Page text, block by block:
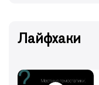
Лайфхаки